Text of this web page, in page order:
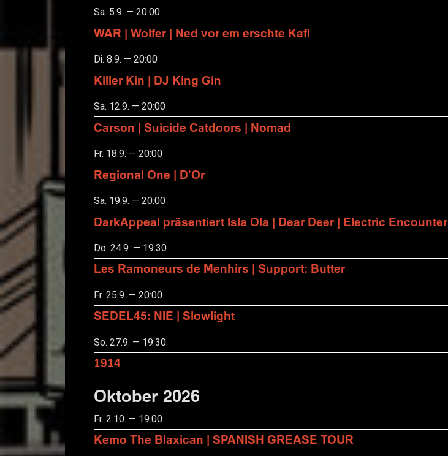
Sa. 5.9. — 20:00
WAR | Wolfer | Ned vor em erschte Kafi
Di. 8.9. — 20:00
Killer Kin | DJ King Gin
Sa. 12.9. — 20:00
Carson | Suicide Catdoors | Nomad
Fr. 18.9. — 20:00
Regional One | D'Or
Sa. 19.9. — 20:00
DarkAppeal präsentiert Isla Ola | Dear Deer | Electric Encounter
Do. 24.9. — 19:30
Les Ramoneurs de Menhirs | Support: Butter
Fr. 25.9. — 20:00
SEDEL45: NIE | Slowlight
So. 27.9. — 19:30
1914
Oktober 2026
Fr. 2.10. — 19:00
Kemo The Blaxican | SPANISH GREASE TOUR